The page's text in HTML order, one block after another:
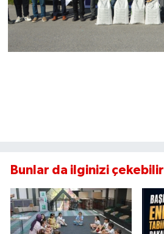
Bunlar da ilginizi çekebilir